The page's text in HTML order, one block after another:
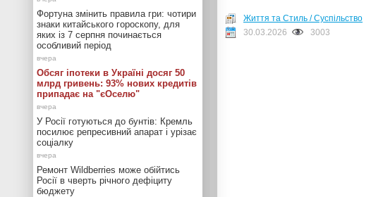
Життя та Стиль / Суспільство
30.03.2026
3003
Фортуна змінить правила гри: чотири
знаки китайського гороскопу, для
яких із 7 серпня починається
особливий період
Обсяг іпотеки в Україні досяг 50
млрд гривень: 93% нових кредитів
припадає на "єОселю"
У Росії готуються до бунтів: Кремль
посилює репресивний апарат і урізає
соціалку
Ремонт Wildberries може обійтись
Росії в чверть річного дефіциту
бюджету